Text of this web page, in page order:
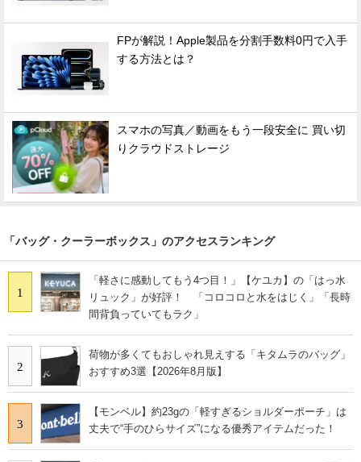
FPが解説！Apple製品を分割手数料0円で入手
する方法とは？
スマホの写真／動画をもう一段安全に 買い切
りクラウドストレージ
「バッグ・クーラーボックス」のアクセスランキング
1
「軽さに感動してもう4つ目！」【ケユカ】の「はっ水
リュック」が好評！ 「コロコロと水をはじく」「長時
間背負っていてもラク」
2
荷物が多くてもおしゃれ見えする「キタムラのバッグ」
おすすめ3選【2026年8月版】
3
【モンベル】約23gの「軽すぎるショルダーポーチ」は
丈夫で“手のひらサイズ”になる優秀アイテムだった！